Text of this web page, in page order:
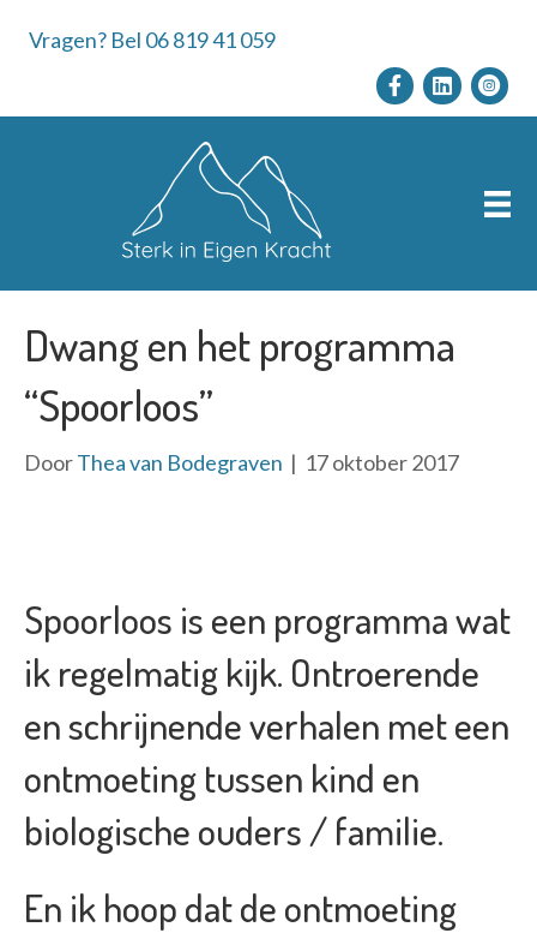
Vragen? Bel 06 819 41 059
Dwang en het programma
“Spoorloos”
DoorThea van Bodegraven | 17 oktober 2017
Spoorloos is een programma wat
ik regelmatig kijk. Ontroerende
en schrijnende verhalen met een
ontmoeting tussen kind en
biologische ouders / familie.
En ik hoop dat de ontmoeting